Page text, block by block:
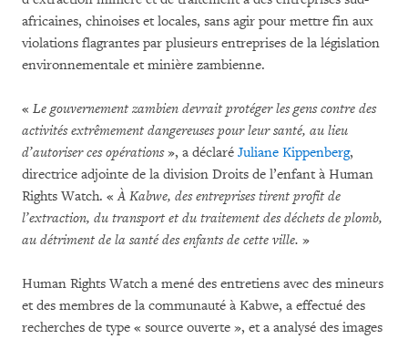
africaines, chinoises et locales, sans agir pour mettre fin aux
violations flagrantes par plusieurs entreprises de la législation
environnementale et minière zambienne.
« Le gouvernement zambien devrait protéger les gens contre des
activités extrêmement dangereuses pour leur santé, au lieu
d’autoriser ces opérations», a déclaré Juliane Kippenberg,
directrice adjointe de la division Droits de l’enfant à Human
Rights Watch. «À Kabwe, des entreprises tirent profit de
l’extraction, du transport et du traitement des déchets de plomb,
au détriment de la santé des enfants de cette ville. »
Human Rights Watch a mené des entretiens avec des mineurs
et des membres de la communauté à Kabwe, a effectué des
recherches de type « source ouverte », et a analysé des images